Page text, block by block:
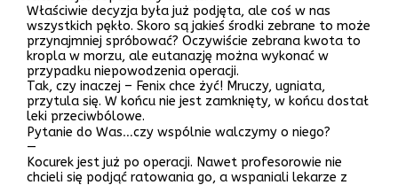
Właściwie decyzja była już podjęta, ale coś w nas
wszystkich pękło. Skoro są jakieś środki zebrane to może
przynajmniej spróbować? Oczywiście zebrana kwota to
kropla w morzu, ale eutanazję można wykonać w
przypadku niepowodzenia operacji.
Tak, czy inaczej – Fenix chce żyć! Mruczy, ugniata,
przytula się. W końcu nie jest zamknięty, w końcu dostał
leki przeciwbólowe.
Pytanie do Was…czy wspólnie walczymy o niego?
—
Kocurek jest już po operacji. Nawet profesorowie nie
chcieli się podjąć ratowania go, a wspaniali lekarze z